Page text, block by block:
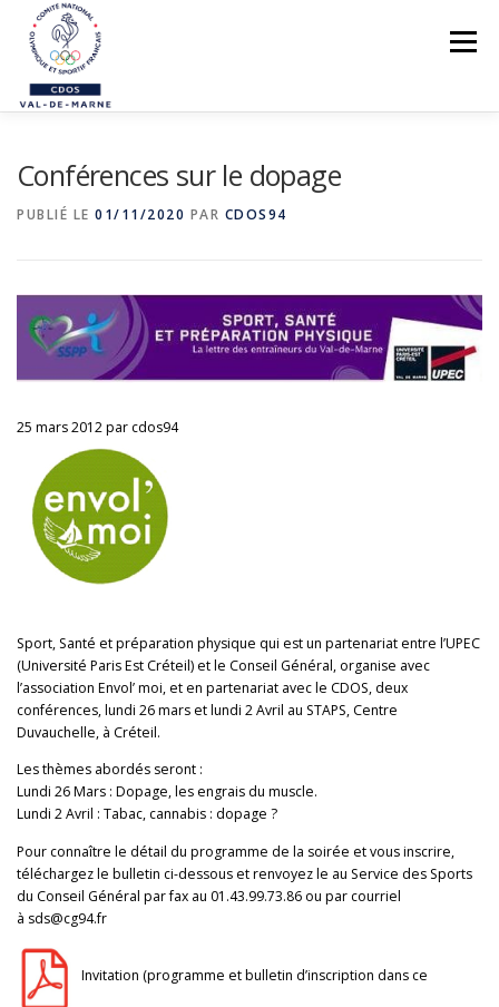
contenu
Menu
NOS ACTIONS
PREVENTION DES VIOLENCES
FORMATIONS
PARASPORTS
LE RÉSEAU SPORTIF 94
CONTACTS
Conférences sur le dopage
PUBLIÉ LE 01/11/2020 PAR CDOS94
25 mars 2012par cdos94
Sport, Santé et préparation physique qui est un partenariat entre l’UPEC
(Université Paris Est Créteil) et le Conseil Général, organise avec
l’association Envol’ moi, et en partenariat avec le CDOS, deux
conférences, lundi 26 mars et lundi 2 Avril au STAPS, Centre
Duvauchelle, à Créteil.
Les thèmes abordés seront :
Lundi 26 Mars : Dopage, les engrais du muscle.
Lundi 2 Avril : Tabac, cannabis : dopage ?
Pour connaître le détail du programme de la soirée et vous inscrire,
téléchargez le bulletin ci-dessous et renvoyez le au Service des Sports
du Conseil Général par fax au 01.43.99.73.86 ou par courriel
à sds@cg94.fr
Invitation (programme et bulletin d’inscription dans ce